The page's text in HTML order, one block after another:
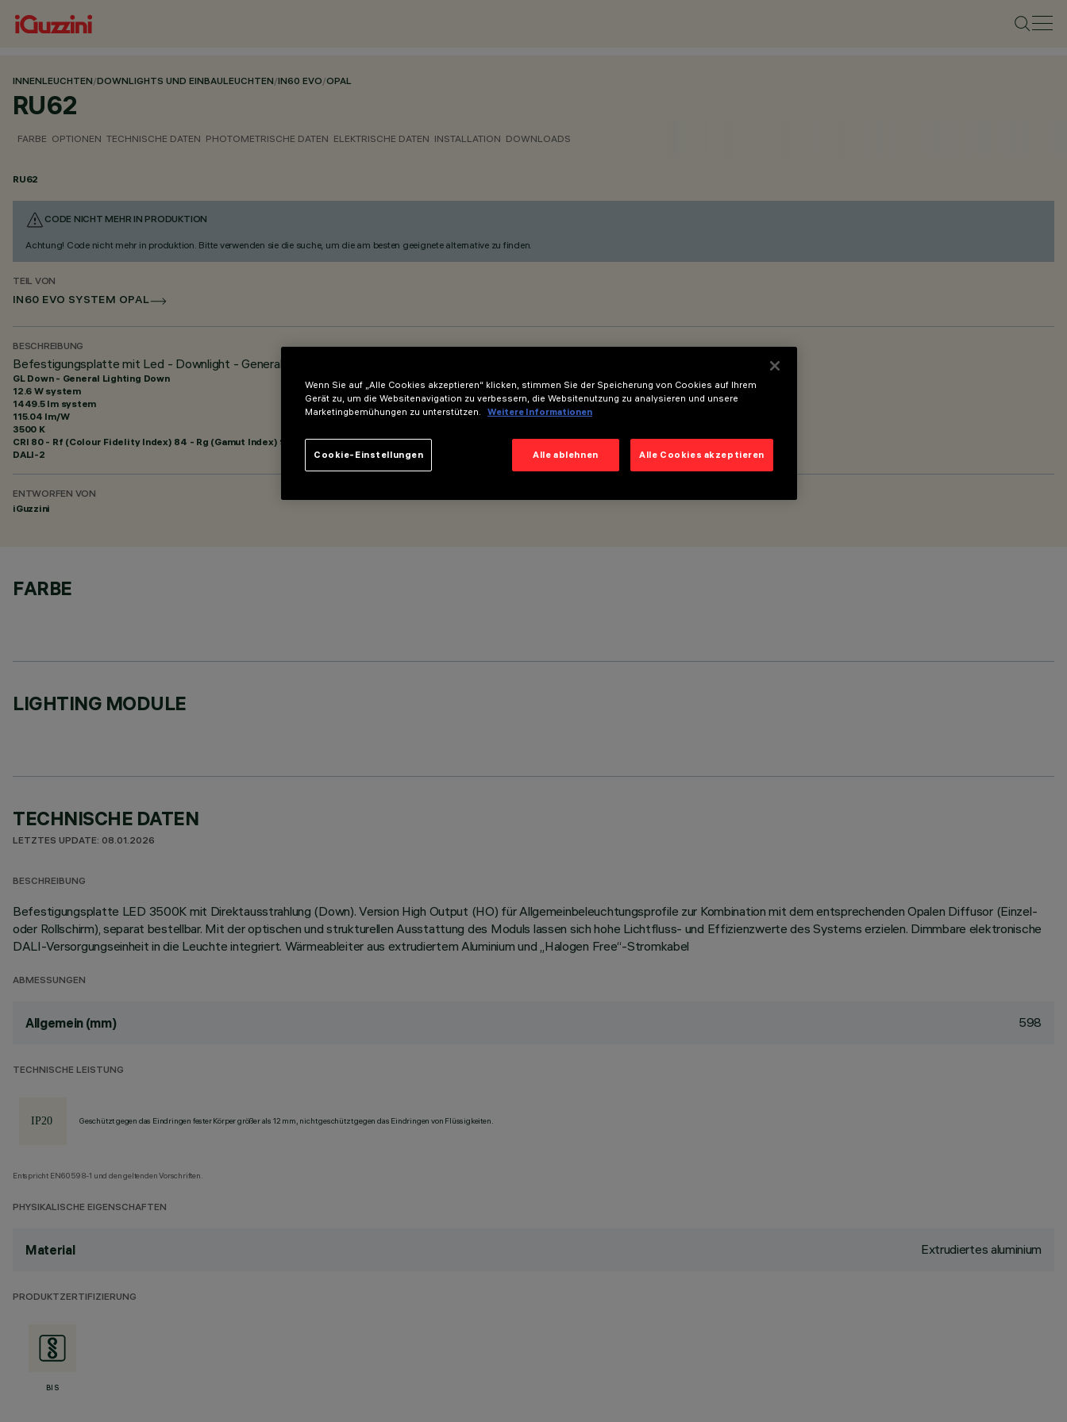
INNENLEUCHTEN/DOWNLIGHTS UND EINBAULEUCHTEN/IN60 EVO/OPAL
RU62
FARBE OPTIONEN TECHNISCHE DATEN PHOTOMETRISCHE DATEN ELEKTRISCHE DATEN INSTALLATION DOWNLOADS
RU62
CODE NICHT MEHR IN PRODUKTION
Achtung! Code nicht mehr in produktion. Bitte verwenden sie die suche, um die am besten geeignete alternative zu finden.
TEIL VON
IN60 EVO SYSTEM OPAL
BESCHREIBUNG
Befestigungsplatte mit Led - Downlight - General Light HO - DALI - L=598
GL Down - General Lighting Down
12.6 W system
1449.5 lm system
115.04 lm/W
3500 K
CRI 80- Rf (Colour Fidelity Index) 84 - Rg (Gamut Index) 94
DALI-2
ENTWORFEN VON
iGuzzini
FARBE
LIGHTING MODULE
TECHNISCHE DATEN
LETZTES UPDATE: 08.01.2026
BESCHREIBUNG
Befestigungsplatte LED 3500K mit Direktausstrahlung (Down). Version High Output (HO) für Allgemeinbeleuchtungsprofile zur Kombination mit dem entsprechenden Opalen Diffusor (Einzel-
oder Rollschirm), separat bestellbar. Mit der optischen und strukturellen Ausstattung des Moduls lassen sich hohe Lichtfluss- und Effizienzwerte des Systems erzielen. Dimmbare elektronische
DALI-Versorgungseinheit in die Leuchte integriert. Wärmeableiter aus extrudiertem Aluminium und „Halogen Free“-Stromkabel
ABMESSUNGEN
Allgemein (mm) 598
TECHNISCHE LEISTUNG
Geschützt gegen das Eindringen fester Körper größer als 12 mm, nicht geschützt gegen das Eindringen von Flüssigkeiten.
Entspricht EN60598-1 und den geltenden Vorschriften.
PHYSIKALISCHE EIGENSCHAFTEN
Material Extrudiertes aluminium
PRODUKTZERTIFIZIERUNG
BIS
Wenn Sie auf „Alle Cookies akzeptieren“ klicken, stimmen Sie der Speicherung von Cookies auf Ihrem
Gerät zu, um die Websitenavigation zu verbessern, die Websitenutzung zu analysieren und unsere
Marketingbemühungen zu unterstützen.
Weitere Informationen
Alle ablehnen Alle Cookies akzeptieren
Cookie-Einstellungen